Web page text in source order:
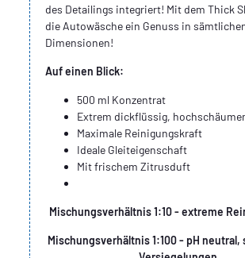
des Detailings integriert! Mit dem Thick
die Autowäsche ein Genuss in
Dimensionen!
Auf einen Blick:
500 ml Konzentrat
Extrem dickflüssig,
Maximale Reinigungskraft
Ideale Gleiteigenschaft
Mit frischem Zitrusduft
Mischungsverhältnis 1:10 - extreme
Mischungsverhältnis 1:100 - pH